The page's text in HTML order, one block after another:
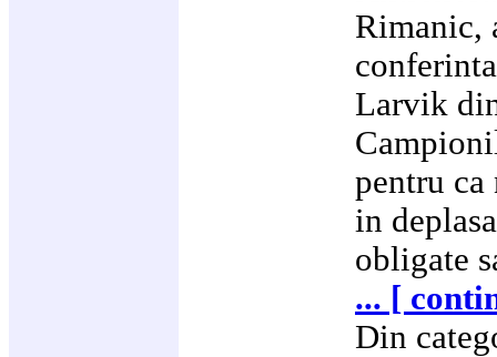
Rimanic,
Larvik
pentru ca
in
obligate
... [
Din